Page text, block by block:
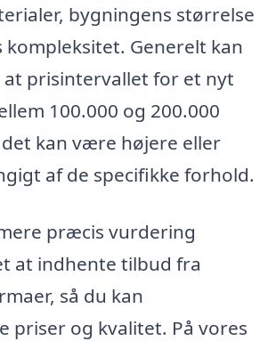
bygningens størrelse
kompleksitet. Generelt kan
prisintervallet for et nyt
100.000 og 200.000
kan være højere eller
af de specifikke forhold.
præcis vurdering
at indhente tilbud fra
så du kan
priser og kvalitet. På vores